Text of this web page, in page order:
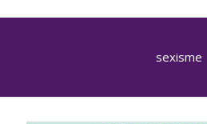
sexisme